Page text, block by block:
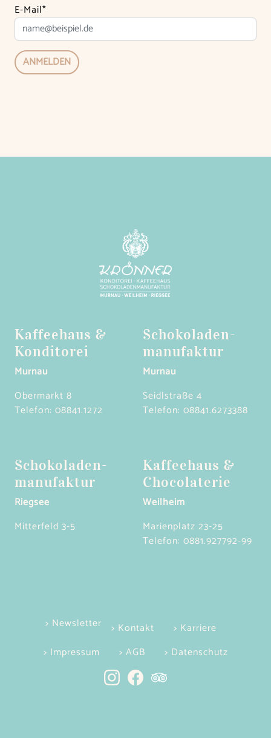
E-Mail*
ANMELDEN
Kaffeehaus &
Konditorei
Murnau
Obermarkt 8
Telefon: 08841.1272
Schokoladen­
manufaktur
Murnau
Seidlstraße 4
Telefon: 08841.6273388
Schokoladen­
manufaktur
Riegsee
Mitterfeld 3-5
Kaffeehaus &
Chocolaterie
Weilheim
Marienplatz 23-25
Telefon: 0881.927792-99
> Newsletter > Kontakt
> Karriere
> Impressum
> AGB > Datenschutz